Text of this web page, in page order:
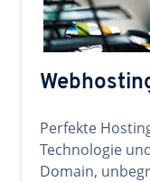
Perfekte
Technologie
Domain,